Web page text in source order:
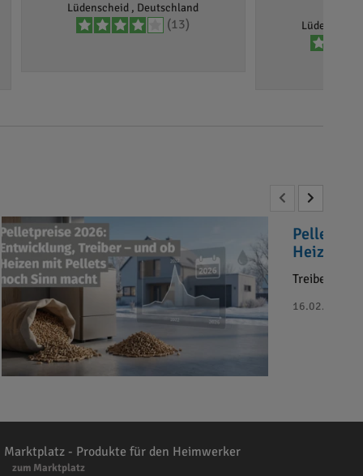
Lüdenscheid , Deutschland
(13)
Heizen
Treiber der
16.02.2026 -
Marktplatz - Produkte für den Heimwerker
zum Marktplatz